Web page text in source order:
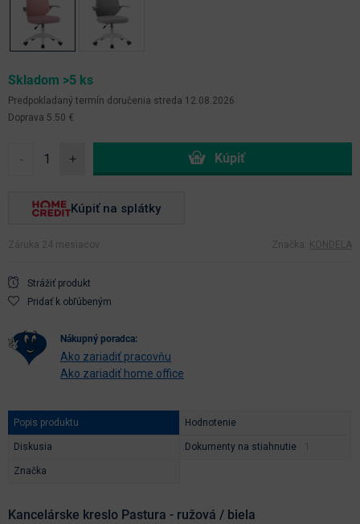
Skladom >5 ks
Predpokladaný termín doručenia streda 12.08.2026
Doprava 5.50 €
- +
Kúpiť na splátky
Záruka 24 mesiacov Značka: KONDELA
Strážiť produkt
Pridať k obľúbeným
nákupný poradca:
Ako zariadiť pracovňu
Ako zariadiť home office
Popis produktu Hodnotenie
Diskusia Dokumenty na stiahnutie
Značka
Kancelárske kreslo Pastura - ružová / biela